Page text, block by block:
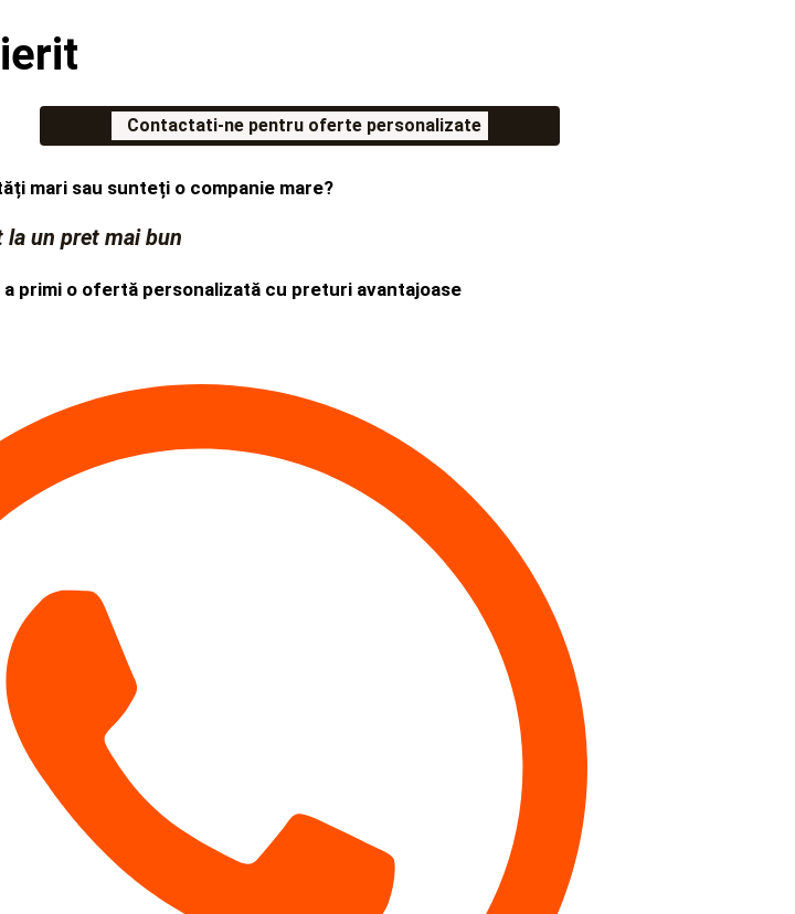
Contactati-ne pentru oferte personalizate
mari sau sunteți o companie mare?
un pret mai bun
primi o ofertă personalizată cu preturi avantajoase